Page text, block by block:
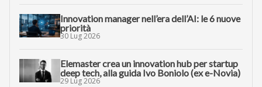
Innovation manager nell’era dell’AI: le 6 nuove
priorità
30 Lug 2026
Elemaster crea un innovation hub per startup
deep tech, alla guida Ivo Boniolo (ex e-Novia)
29 Lug 2026